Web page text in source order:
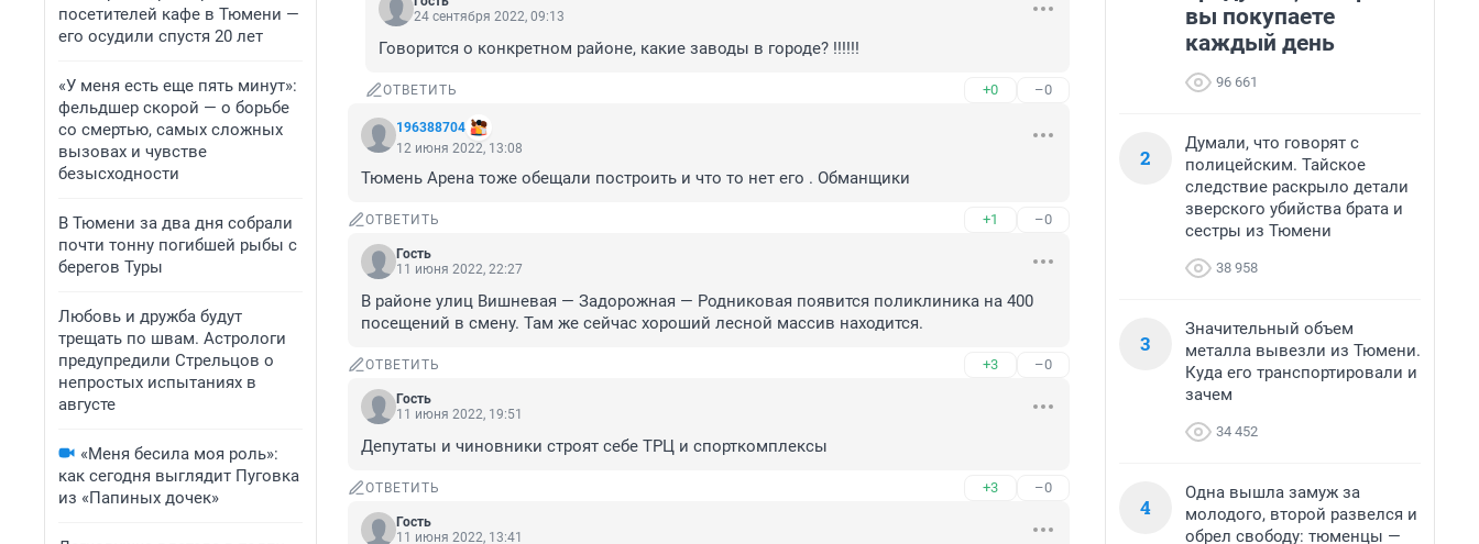
посетителей кафе в Тюмени —
его осудили спустя 20 лет
«У меня есть еще пять минут»:
фельдшер скорой — о борьбе
со смертью, самых сложных
вызовах и чувстве
безысходности
В Тюмени за два дня собрали
почти тонну погибшей рыбы с
берегов Туры
Любовь и дружба будут
трещать по швам. Астрологи
предупредили Стрельцов о
непростых испытаниях в
августе
«Меня бесила моя роль»:
как сегодня выглядит Пуговка
из «Папиных дочек»
24 сентября 2022, 09:13
Говорится о конкретном районе, какие заводы в городе? !!!!!!
ОТВЕТИТЬ +0 –0
196388704
12 июня 2022, 13:08
Тюмень Арена тоже обещали построить и что то нет его . Обманщики
ОТВЕТИТЬ +1 –0
Гость
11 июня 2022, 22:27
В районе улиц Вишневая — Задорожная — Родниковая появится поликлиника на 400
посещений в смену. Там же сейчас хороший лесной массив находится.
ОТВЕТИТЬ +3 –0
Гость
11 июня 2022, 19:51
Депутаты и чиновники строят себе ТРЦ и спорткомплексы
ОТВЕТИТЬ +3 –0
Гость
11 июня 2022, 13:41
вы покупаете
каждый день
96 661
2
Думали, что говорят с
полицейским. Тайское
следствие раскрыло детали
зверского убийства брата и
сестры из Тюмени
38 958
3
Значительный объем
металла вывезли из Тюмени.
Куда его транспортировали и
зачем
34 452
4
Одна вышла замуж за
молодого, второй развелся и
обрел свободу: тюменцы —